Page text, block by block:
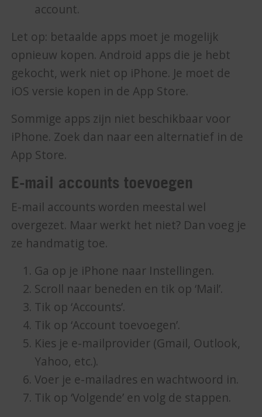
account.
Let op: betaalde apps moet je mogelijk
opnieuw kopen. Android apps die je hebt
gekocht, werk niet op iPhone. Je moet de
iOS versie kopen in de App Store.
Sommige apps zijn niet beschikbaar voor
iPhone. Zoek dan naar een alternatief in de
App Store.
E-mail accounts toevoegen
E-mail accounts worden meestal wel
overgezet. Maar werkt het niet? Dan voeg je
ze handmatig toe.
Ga op je iPhone naar Instellingen.
Scroll naar beneden en tik op ‘Mail’.
Tik op ‘Accounts’.
Tik op ‘Account toevoegen’.
Kies je e-mailprovider (Gmail, Outlook,
Yahoo, etc.).
Voer je e-mailadres en wachtwoord in.
Tik op ‘Volgende’ en volg de stappen.